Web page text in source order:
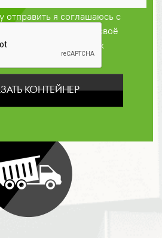
отправить я соглашаюсь с
и даю своё
персональных
КОНТЕЙНЕР